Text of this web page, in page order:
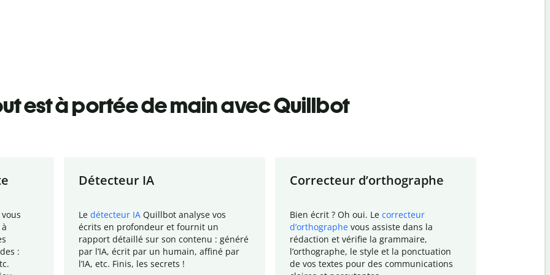
est à portée de main avec Quillbot
:
Détecteur IA
Le détecteur IA Quillbot analyse vos
écrits en profondeur et fournit un
rapport détaillé sur son contenu : généré
par l’IA, écrit par un humain, affiné par
l’IA, etc. Finis, les secrets !
Correcteur d’orthographe
Bien écrit ? Oh oui. Le correcteur
d’orthographe vous assiste dans la
rédaction et vérifie la grammaire,
l’orthographe, le style et la ponctuation
de vos textes pour des communications